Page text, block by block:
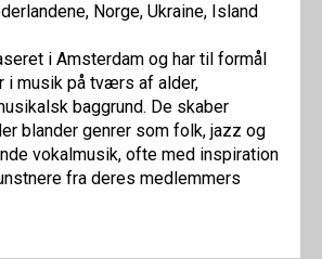
Norge, Ukraine, Island
i Amsterdam og har til formål
i musik på tværs af alder,
baggrund. De skaber
blander genrer som folk, jazz og
vokalmusik, ofte med inspiration
fra deres medlemmers